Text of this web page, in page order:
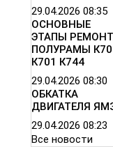
29.04.2026 08:35
ОСНОВНЫЕ
ЭТАПЫ
ПОЛУРАМЫ
К701 К744
29.04.2026 08:30
ОБКАТКА
ДВИГАТЕЛЯ
29.04.2026 08:23
Все новости